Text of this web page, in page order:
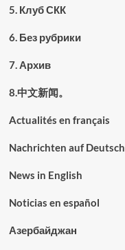
5. Клуб СКК
6. Без рубрики
7. Архив
8.中文新闻。
Actualités en français
Nachrichten auf Deutsch
News in English
Noticias en español
Азербайджан